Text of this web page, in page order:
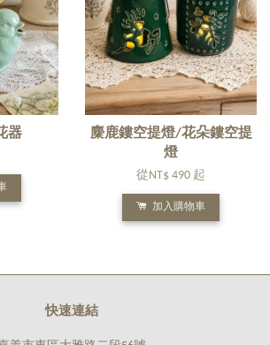
器
麋鹿鏤空提燈/花朵鏤空提
燈
從 NT$ 490 起
加入購物車
快速連結